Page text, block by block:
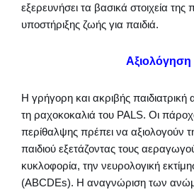
εξερευνήσει τα βασικά στοιχεία
υποστήριξης ζωής για παιδιά.
Αξιολόγηση
Η γρήγορη και ακριβής παιδιατρική
τη ραχοκοκαλιά του PALS. Οι
περίθαλψης πρέπει να αξιολογούν
παιδιού εξετάζοντας τους
κυκλοφορία, την νευρολογική
(ABCDEs). Η αναγνώριση των